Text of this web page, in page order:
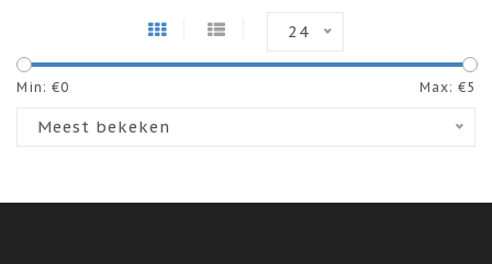
24
Min: €0 Max: €5
Meest bekeken